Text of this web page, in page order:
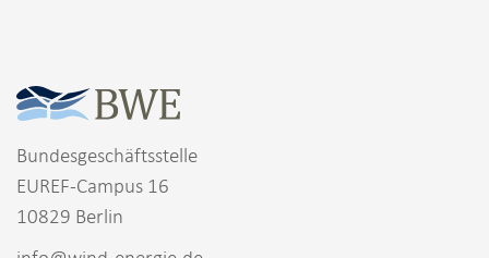
Bundesgeschäftsstelle
EUREF-Campus 16
10829 Berlin